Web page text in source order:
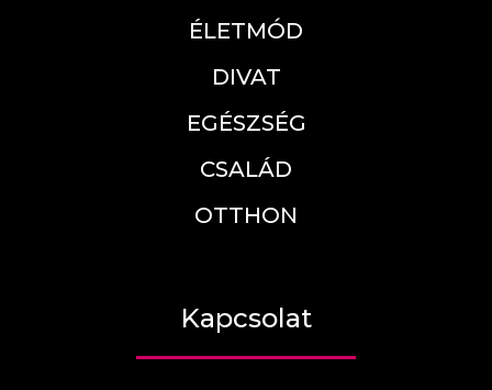
ÉLETMÓD
DIVAT
EGÉSZSÉG
CSALÁD
OTTHON
Kapcsolat